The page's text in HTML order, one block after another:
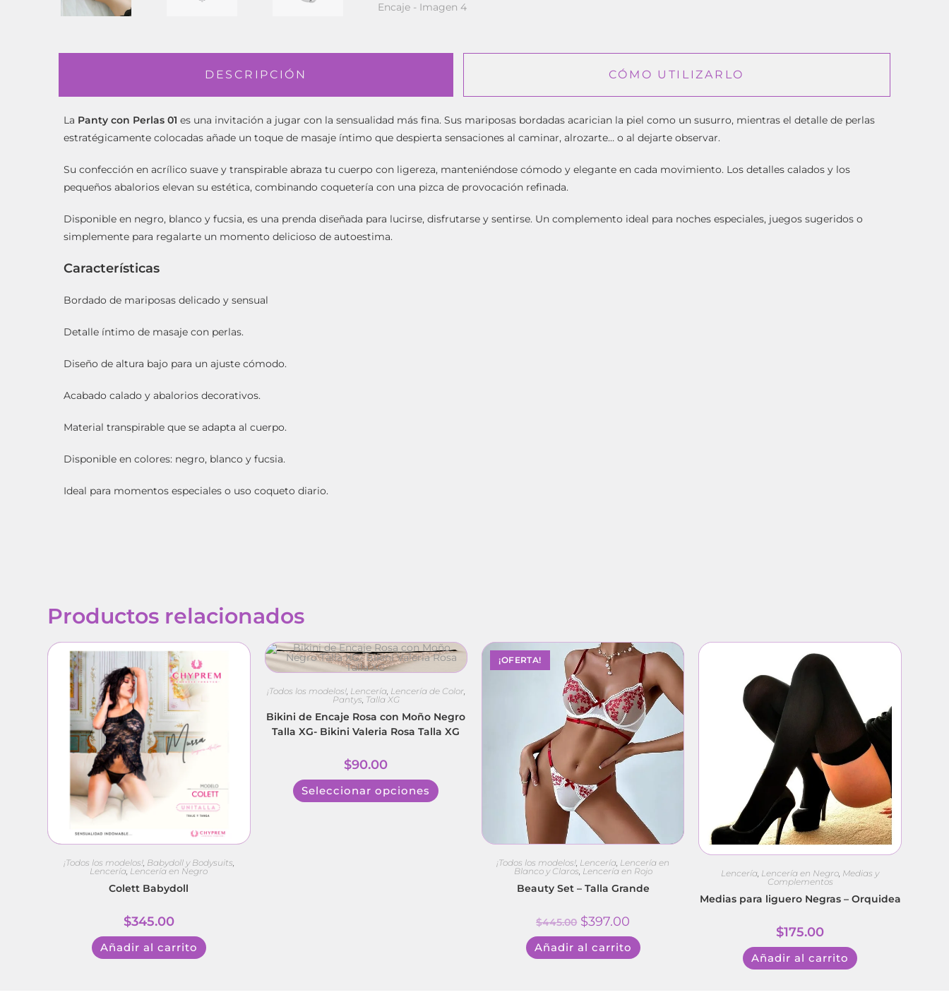
DESCRIPCIÓN CÓMO UTILIZARLO
La Panty con Perlas 01 es una invitación a jugar con la sensualidad más fina. Sus mariposas bordadas acarician la piel como un susurro, mientras el detalle de perlas
estratégicamente colocadas añade un toque de masaje íntimo que despierta sensaciones al caminar, alrozarte… o al dejarte observar.
Su confección en acrílico suave y transpirable abraza tu cuerpo con ligereza, manteniéndose cómodo y elegante en cada movimiento. Los detalles calados y los
pequeños abalorios elevan su estética, combinando coquetería con una pizca de provocación refinada.
Disponible en negro, blanco y fucsia, es una prenda diseñada para lucirse, disfrutarse y sentirse. Un complemento ideal para noches especiales, juegos sugeridos o
simplemente para regalarte un momento delicioso de autoestima.
Características
Bordado de mariposas delicado y sensual
Detalle íntimo de masaje con perlas.
Diseño de altura bajo para un ajuste cómodo.
Acabado calado y abalorios decorativos.
Material transpirable que se adapta al cuerpo.
Disponible en colores: negro, blanco y fucsia.
Ideal para momentos especiales o uso coqueto diario.
Productos relacionados
¡Todos los modelos!, Babydoll y Bodysuits,
Lencería, Lencería en Negro
Colett Babydoll
$345.00
Añadir al carrito
¡Todos los modelos!, Lencería, Lencería de Color
Pantys Talla XG
Bikini de Encaje Rosa con Moño Negro
Talla XG- Bikini Valeria Rosa Talla XG
$90.00
Seleccionar opciones
¡OFERTA!
¡Todos los modelos!, Lencería, Lencería en
Blanco y Claros, Lencería en Rojo
Beauty Set – Talla Grande
$445.00 $397.00
Añadir al carrito
Lencería Lencería en Negro Medias y
Complementos
Medias para liguero Negras – Orquidea
$175.00
Añadir al carrito